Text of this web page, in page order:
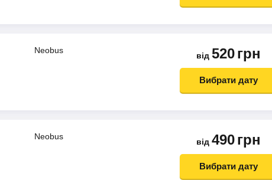
Neobus
від 520грн
Вибрати дату
Neobus
від 490грн
Вибрати дату